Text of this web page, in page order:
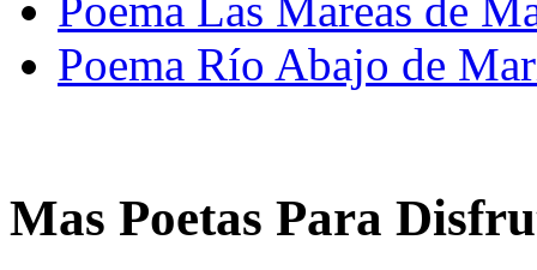
Poema Río Abajo de
Mas Poetas Para